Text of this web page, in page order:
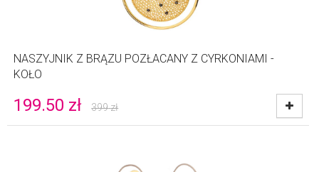
NASZYJNIK Z BRĄZU POZŁACANY Z CYRKONIAMI -
KOŁO
199.50 zł 399zł